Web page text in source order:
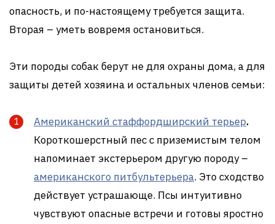
опасность, и по-настоящему требуется защита.
Вторая – уметь вовремя остановиться.
Эти породы собак берут не для охраны дома, а для
защиты детей хозяина и остальных членов семьи:
Американский стаффордширский терьер.
Короткошерстный пес с приземистым телом
напоминает экстерьером другую породу –
американского питбультерьера. Это сходство
действует устрашающе. Псы интуитивно
чувствуют опасные встречи и готовы яростно